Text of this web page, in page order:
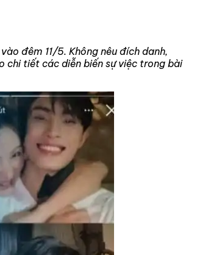
đêm 11/5. Không nêu đích danh,
chi tiết các diễn biến sự việc trong bài